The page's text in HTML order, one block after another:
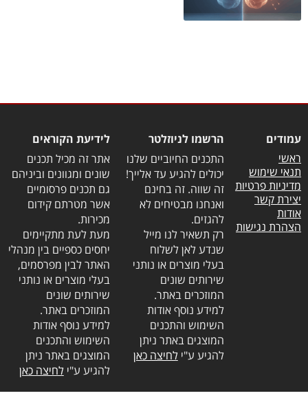
עמודים
ראשי
תנאי שימוש
מדיניות פרטיות
יצירת קשר
אודות
הצהרת נגישות
הרשמו לניוזלטר
התכנים החיוביים שלנו
יכולים להגיע עד אלייך!
זה שווה. זה בחינם
ואנחנו מבטיחים לא
להגזים.
רק תשאיר לנו מייל
שנדע לאן לשלוח
בעלי מוצרים או נותני
שירותים שונים
המוזכרים באתר.
למידע נוסף אודות
השימוש והתכנים
המוצגים באתר ניתן
להגיע ע"ילחיצה כאן
לידיעת הקוראים
אתר זה מכיל תכנים
שונים ומגוונים וביניהם
גם תכנים פרסומיים
אשר מטרתם קידום
מכירות.
מעת לעת מתקיימים
יחסים כספיים בין מנהלי
האתר לבין מפרסמים,
בעלי מוצרים או נותני
שירותים שונים
המוזכרים באתר.
למידע נוסף אודות
השימוש והתכנים
המוצגים באתר ניתן
להגיע ע"ילחיצה כאן